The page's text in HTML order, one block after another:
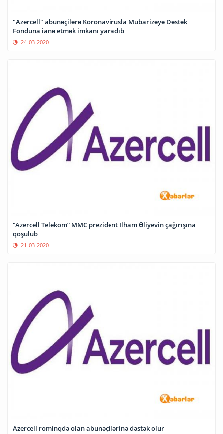
"Azercell" abunəçilərə Koronavirusla Mübarizəyə Dəstək
Fonduna ianə etmək imkanı yaradıb
24-03-2020
“Azercell Telekom” MMC prezident Ilham Əliyevin çağırışına
qoşulub
21-03-2020
Azercell rominqdə olan abunəçilərinə dəstək olur